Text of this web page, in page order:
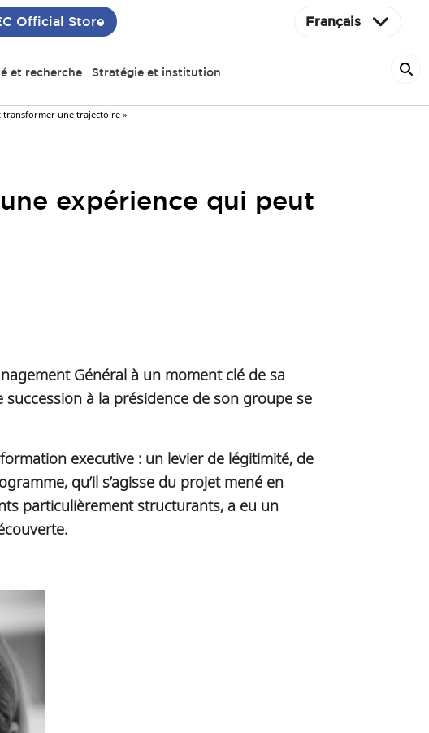
Official Store Français
et recherche Stratégie et institution
transformer une trajectoire »
expérience qui peut
Général à un moment clé de sa
succession à la présidence de son groupe se
executive : un levier de légitimité, de
qu’il s’agisse du projet mené en
particulièrement structurants, a eu un